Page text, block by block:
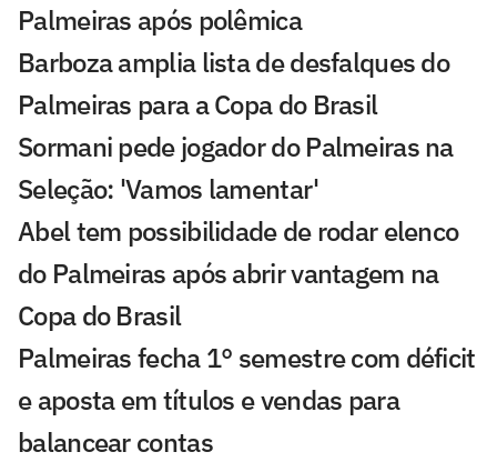
Palmeiras após polêmica
Barboza amplia lista de desfalques do
Palmeiras para a Copa do Brasil
Sormani pede jogador do Palmeiras na
Seleção: 'Vamos lamentar'
Abel tem possibilidade de rodar elenco
do Palmeiras após abrir vantagem na
Copa do Brasil
Palmeiras fecha 1° semestre com déficit
e aposta em títulos e vendas para
balancear contas